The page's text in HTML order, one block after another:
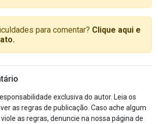
para comentar? Clique aqui e
exclusiva do autor. Leia os
as regras de publicação. Caso ache algum
as regras, denuncie na nossa página de